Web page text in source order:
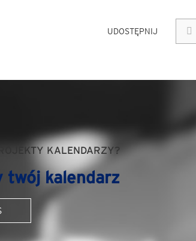
UDOSTĘPNIJ
KALENDARZY?
twój kalendarz